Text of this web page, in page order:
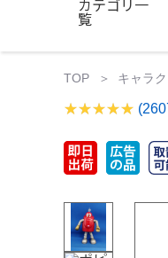
覧
TOP キャラ